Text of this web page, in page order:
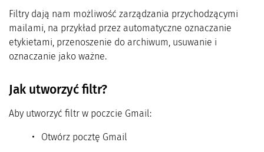
Filtry dają nam możliwość zarządzania przychodzącymi
mailami, na przykład przez automatyczne oznaczanie
etykietami, przenoszenie do archiwum, usuwanie i
oznaczanie jako ważne.
Jak utworzyć filtr?
Aby utworzyć filtr w poczcie Gmail:
Otwórz pocztę Gmail